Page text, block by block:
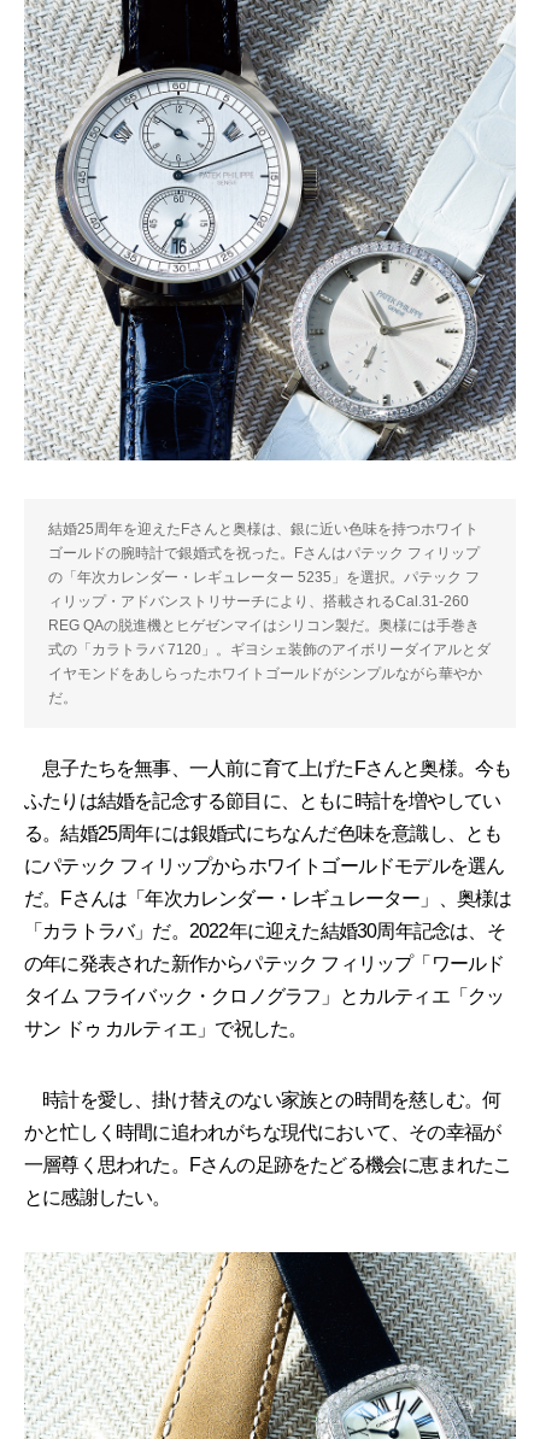
結婚25周年を迎えたFさんと奥様は、銀に近い色味を持つホワイト
ゴールドの腕時計で銀婚式を祝った。Fさんはパテック フィリップ
の「年次カレンダー・レギュレーター 5235」を選択。パテック フ
ィリップ・アドバンストリサーチにより、搭載されるCal.31-260
REG QAの脱進機とヒゲゼンマイはシリコン製だ。奥様には手巻き
式の「カラトラバ 7120」。ギヨシェ装飾のアイボリーダイアルとダ
イヤモンドをあしらったホワイトゴールドがシンプルながら華やか
だ。
息子たちを無事、一人前に育て上げたFさんと奥様。今も
ふたりは結婚を記念する節目に、ともに時計を増やしてい
る。結婚25周年には銀婚式にちなんだ色味を意識し、とも
にパテック フィリップからホワイトゴールドモデルを選ん
だ。Fさんは「年次カレンダー・レギュレーター」、奥様は
「カラトラバ」だ。2022年に迎えた結婚30周年記念は、そ
の年に発表された新作からパテック フィリップ「ワールド
タイム フライバック・クロノグラフ」とカルティエ「クッ
サン ドゥ カルティエ」で祝した。
時計を愛し、掛け替えのない家族との時間を慈しむ。何
かと忙しく時間に追われがちな現代において、その幸福が
一層尊く思われた。Fさんの足跡をたどる機会に恵まれたこ
とに感謝したい。